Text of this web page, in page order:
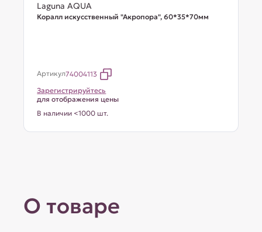
Laguna AQUA
Коралл искусственный "Акропора", 60*35*70мм
Артикул74004113
Зарегистрируйтесь
для отображения цены
В наличии <1000 шт.
О товаре